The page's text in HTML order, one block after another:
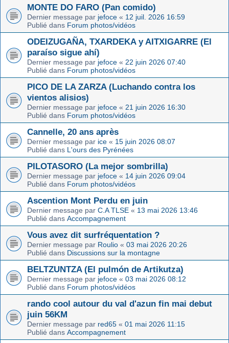
MONTE DO FARO (Pan comido)
Dernier message par jefoce « 12 juil. 2026 16:59
Publié dans Forum photos/vidéos
ODEIZUGAÑA, TXARDEKA y AITXIGARRE (El
paraíso sigue ahí)
Dernier message par jefoce « 22 juin 2026 07:40
Publié dans Forum photos/vidéos
PICO DE LA ZARZA (Luchando contra los
vientos alisios)
Dernier message par jefoce « 21 juin 2026 16:30
Publié dans Forum photos/vidéos
Cannelle, 20 ans après
Dernier message par ice « 15 juin 2026 08:07
Publié dans L'ours des Pyrénées
PILOTASORO (La mejor sombrilla)
Dernier message par jefoce « 14 juin 2026 09:04
Publié dans Forum photos/vidéos
Ascention Mont Perdu en juin
Dernier message par C.A TLSE « 13 mai 2026 13:46
Publié dans Accompagnement
Vous avez dit surfréquentation ?
Dernier message par Roulio « 03 mai 2026 20:26
Publié dans Discussions sur la montagne
BELTZUNTZA (El pulmón de Artikutza)
Dernier message par jefoce « 03 mai 2026 08:12
Publié dans Forum photos/vidéos
rando cool autour du val d'azun fin mai debut
juin 56KM
Dernier message par red65 « 01 mai 2026 11:15
Publié dans Accompagnement